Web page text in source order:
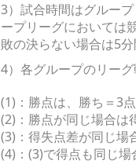
3）試合時間はグルー
ープリーグにおいては
敗の決らない場合は5
4）各グループのリー
(1)：勝点は、勝ち＝3
(2)：勝点が同じ場合は
(3)：得失点差が同じ場
(4)：(3)で得点も同じ場